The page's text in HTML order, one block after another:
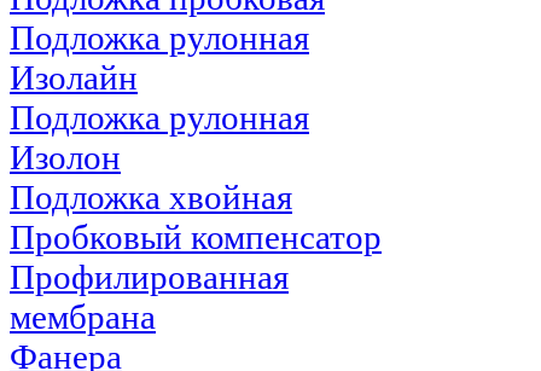
Подложка рулонная
Изолайн
Подложка рулонная
Изолон
Подложка хвойная
Пробковый компенсатор
Профилированная
мембрана
Фанера